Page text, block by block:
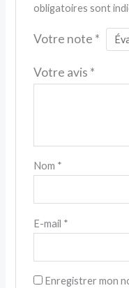
obligatoires sont
Votre note *
Votre avis *
Nom *
E-mail *
Enregistrer mon